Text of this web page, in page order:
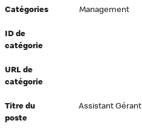
équité et inclusion
au travail
Catégories Management
ID de
catégorie
URL de
catégorie
Titre du
poste
Assistant Gérant